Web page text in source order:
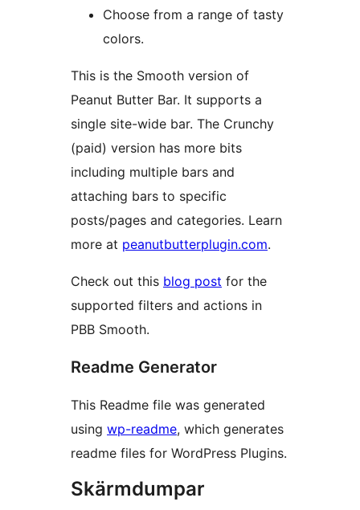
Choose from a range of tasty
colors.
This is the Smooth version of
Peanut Butter Bar. It supports a
single site-wide bar. The Crunchy
(paid) version has more bits
including multiple bars and
attaching bars to specific
posts/pages and categories. Learn
more at peanutbutterplugin.com.
Check out this blog post for the
supported filters and actions in
PBB Smooth.
Readme Generator
This Readme file was generated
using wp-readme, which generates
readme files for WordPress Plugins.
Skärmdumpar